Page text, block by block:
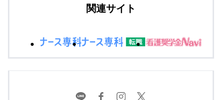
関連サイト